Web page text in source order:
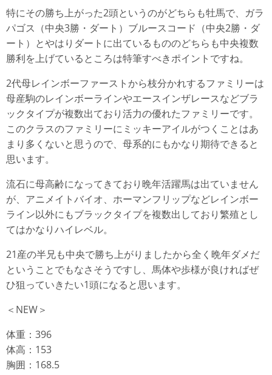
特にその勝ち上がった2頭というのがどちらも牡馬で、ガラ
パゴス（中央3勝・ダート）ブルースコード（中央2勝・ダ
ート）とやはりダートに出ているもののどちらも中央複数
勝利を上げているところは特筆すべきポイントですね。
2代母レインボーファーストから枝分かれするファミリーは
母産駒のレインボーラインやエースインザレースなどブラ
ックタイプが複数出ており活力の優れたファミリーです。
このクラスのファミリーにミッキーアイルがつくことはあ
まり多くないと思うので、母系的にもかなり期待できると
思います。
流石に母高齢になってきており晩年活躍馬は出ていません
が、アニメイトバイオ、ホーマンフリップなどレインボー
ライン以外にもブラックタイプを複数出しており繁殖とし
てはかなりハイレベル。
21産の半兄も中央で勝ち上がりましたから全く晩年ダメだ
ということでもなさそうですし、馬体や歩様が良ければぜ
ひ狙っていきたい1頭になると思います。
＜NEW＞
体重：396
体高：153
胸囲：168.5